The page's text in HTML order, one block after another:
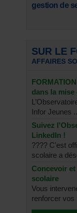
gestion de
SUR LE
AFFAIRES
dans la
Infor Jeunes
Suivez
LinkedIn !
???? C'est
scolaire a
Concevoir
scolaire
Vous
renforcer vos